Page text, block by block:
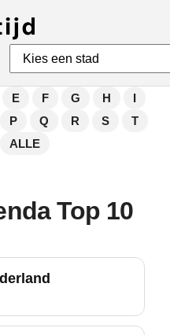
E F G H
I
P Q R S
T
ALLE
Top 10